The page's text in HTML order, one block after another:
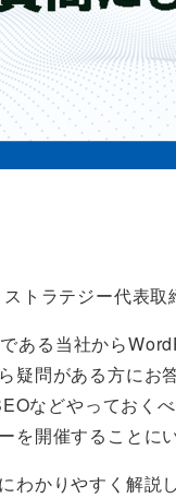
トラテジー代表取
ある当社から
疑問がある方にお
などやっておく
を開催することに
わかりやすく解説